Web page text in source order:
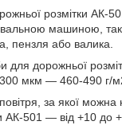
розмітки АК-
машиною,
пензля або валика.
дорожньої
мкм — 460-490 г/
за якої можна
АК-501 — від +10 до